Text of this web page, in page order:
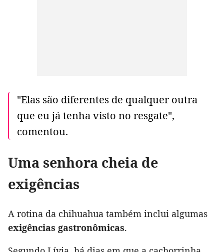
"Elas são diferentes de qualquer outra
que eu já tenha visto no resgate",
comentou.
Uma senhora cheia de
exigências
A rotina da chihuahua também inclui algumas
exigências gastronômicas.